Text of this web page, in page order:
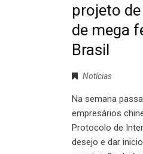
projeto
de mega
Brasil
Notícias
Na semana
empresários
Protocolo de
desejo e dar